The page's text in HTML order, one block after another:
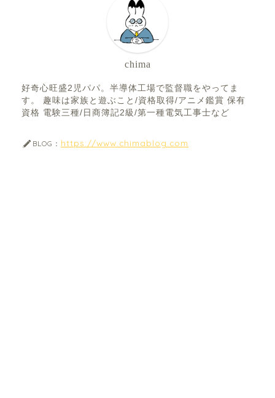
chima
好奇心旺盛2児パパ。半導体工場で監督職をやってま
す。 趣味は家族と遊ぶこと/資格取得/アニメ鑑賞 保有
資格 電験三種/日商簿記2級/第一種電気工事士など
BLOG： https://www.chimablog.com